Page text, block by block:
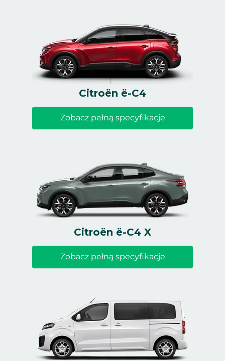
Citroën ë-C4
Zobacz pełną specyfikacje
Citroën ë-C4 X
Zobacz pełną specyfikacje